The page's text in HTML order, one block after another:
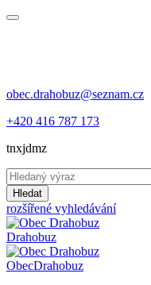
obec.drahobuz@seznam.cz
+420 416 787 173
tnxjdmz
Hledat
rozšířené vyhledávání
Drahobuz
ObecDrahobuz